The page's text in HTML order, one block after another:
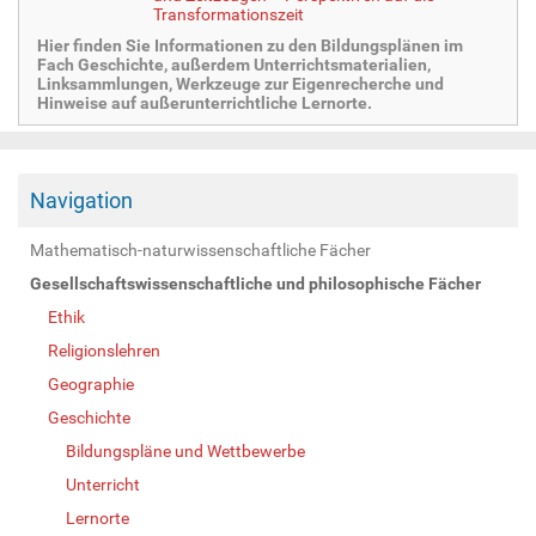
Transformationszeit
Hier finden Sie Informationen zu den Bildungsplänen im
Fach Geschichte, außerdem Unterrichtsmaterialien,
Linksammlungen, Werkzeuge zur Eigenrecherche und
Hinweise auf außerunterrichtliche Lernorte.
Navigation
Mathematisch-naturwissenschaftliche Fächer
Gesellschaftswissenschaftliche und philosophische Fächer
Ethik
Religionslehren
Geographie
Geschichte
Bildungspläne und Wettbewerbe
Unterricht
Lernorte